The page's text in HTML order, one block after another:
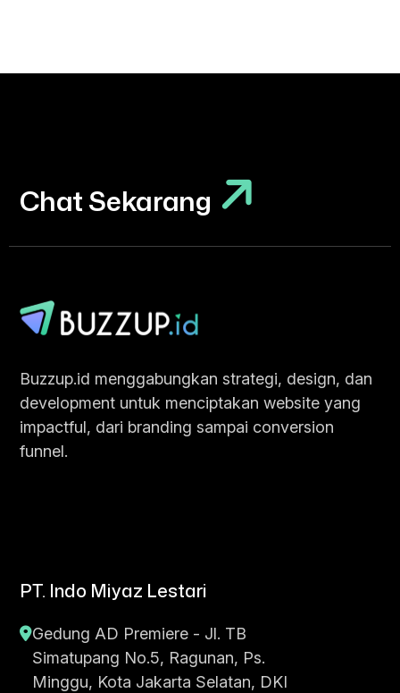
Chat Sekarang
Chat Sekarang
Buzzup.id menggabungkan strategi, design, dan
development untuk menciptakan website yang
impactful, dari branding sampai conversion
funnel.
PT. Indo Miyaz Lestari
Gedung AD Premiere - Jl. TB
Simatupang No.5, Ragunan, Ps.
Minggu, Kota Jakarta Selatan, DKI